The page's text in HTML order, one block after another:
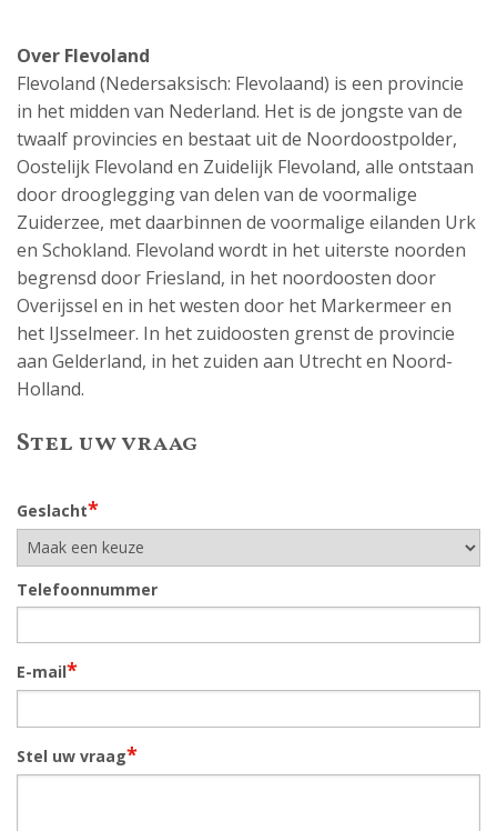
Over Flevoland
Flevoland (Nedersaksisch: Flevolaand) is een provincie
in het midden van Nederland. Het is de jongste van de
twaalf provincies en bestaat uit de Noordoostpolder,
Oostelijk Flevoland en Zuidelijk Flevoland, alle ontstaan
door drooglegging van delen van de voormalige
Zuiderzee, met daarbinnen de voormalige eilanden Urk
en Schokland. Flevoland wordt in het uiterste noorden
begrensd door Friesland, in het noordoosten door
Overijssel en in het westen door het Markermeer en
het IJsselmeer. In het zuidoosten grenst de provincie
aan Gelderland, in het zuiden aan Utrecht en Noord-
Holland.
Stel uw vraag
Geslacht*
Telefoonnummer
E-mail*
Stel uw vraag*